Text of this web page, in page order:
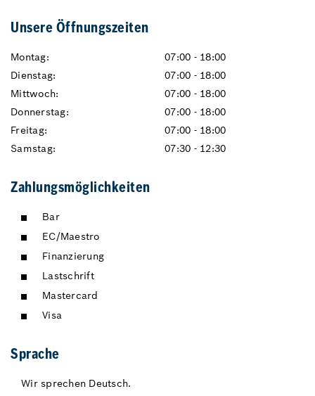
Unsere Öffnungszeiten
Montag:
07:00 - 18:00
Dienstag:
07:00 - 18:00
Mittwoch:
07:00 - 18:00
Donnerstag:
07:00 - 18:00
Freitag:
07:00 - 18:00
Samstag:
07:30 - 12:30
Zahlungsmöglichkeiten
Bar
EC/Maestro
Finanzierung
Lastschrift
Mastercard
Visa
Sprache
Wir sprechen Deutsch.